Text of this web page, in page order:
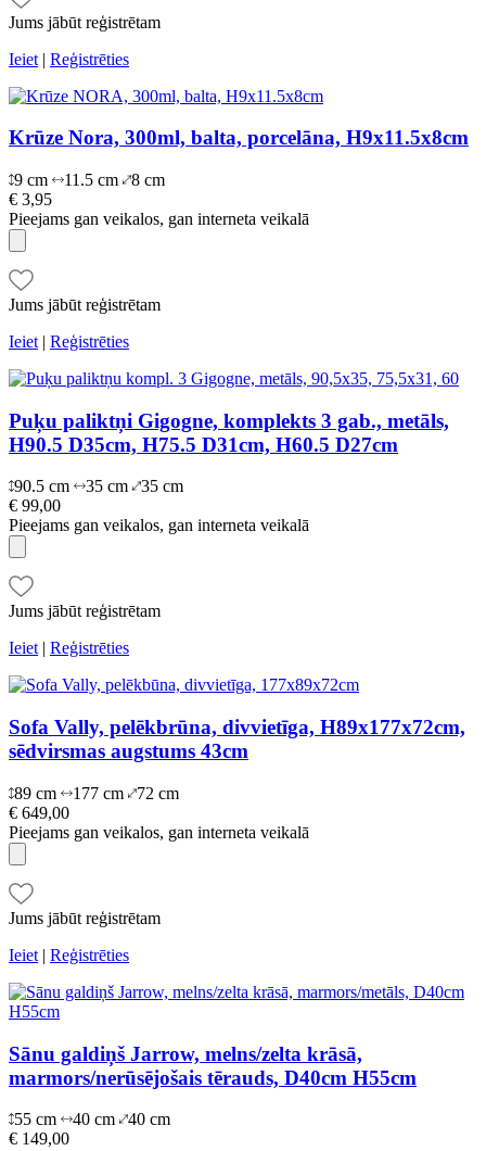
Jums jābūt reģistrētam
Ieiet | Reģistrēties
Krūze Nora, 300ml, balta, porcelāna, H9x11.5x8cm
9 cm 11.5 cm
8 cm
€ 3,95
Pieejams gan veikalos, gan interneta veikalā
Jums jābūt reģistrētam
Ieiet | Reģistrēties
Puķu paliktņi Gigogne, komplekts 3 gab., metāls,
H90.5 D35cm, H75.5 D31cm, H60.5 D27cm
90.5 cm 35 cm
35 cm
€ 99,00
Pieejams gan veikalos, gan interneta veikalā
Jums jābūt reģistrētam
Ieiet| Reģistrēties
Sofa Vally, pelēkbrūna, divvietīga, H89x177x72cm,
sēdvirsmas augstums 43cm
89 cm 177 cm
72 cm
€ 649,00
Pieejams gan veikalos, gan interneta veikalā
Jums jābūt reģistrētam
Ieiet | Reģistrēties
Sānu galdiņš Jarrow, melns/zelta krāsā,
marmors/nerūsējošais tērauds, D40cm H55cm
55 cm 40 cm
40 cm
€ 149,00